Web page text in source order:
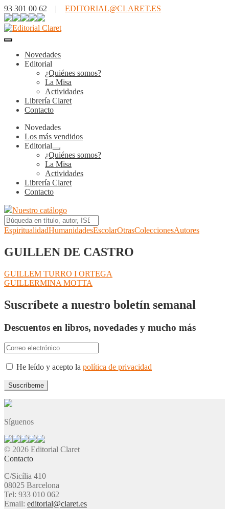
93 301 00 62 | EDITORIAL@CLARET.ES
Novedades
Editorial
¿Quiénes somos?
La Misa
Actividades
Librería Claret
Contacto
Novedades
Los más vendidos
Editorial
Expandir
el
menú
hijo
¿Quiénes somos?
La Misa
Actividades
Librería Claret
Contacto
Nuestro catálogo
EspiritualidadHumanidadesEscolarOtrasColeccionesAutores
GUILLEN DE CASTRO
Navegación
de
entradas
Anterior:
GUILLEM TURRO I ORTEGA
Siguiente:
GUILLERMINA MOTTA
Suscríbete a nuestro boletín semanal
Descuentos en libros, novedades y mucho más
He leído y acepto la política de privacidad
Síguenos
© 2026 Editorial Claret
Contacto
C/Sicília 410
08025 Barcelona
Tel: 933 010 062
Email: editorial@claret.es